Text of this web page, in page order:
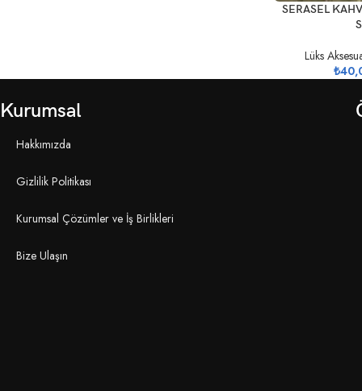
SEPETE EKLE
SERASEL
Lüks
₺
Kurumsal
Hakkımızda
Gizlilik Politikası
Kurumsal Çözümler ve İş Birlikleri
Bize Ulaşın